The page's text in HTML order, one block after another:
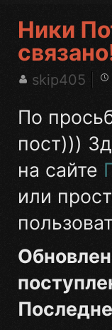
Ники
skip405
По
пост)))
на сайте
или